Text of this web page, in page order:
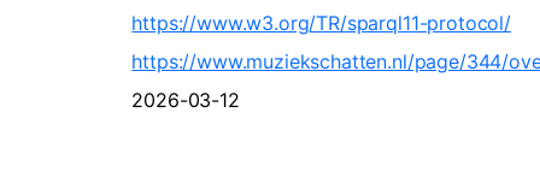
https://www.w3.org/TR/sparql11-protocol/
https://www.muziekschatten.nl/page/344/
2026-03-12